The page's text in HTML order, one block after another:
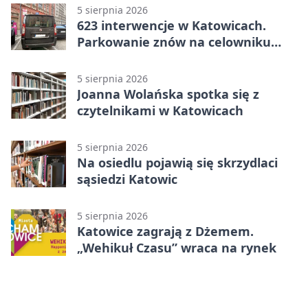
5 sierpnia 2026
623 interwencje w Katowicach.
Parkowanie znów na celowniku
5 sierpnia 2026
Joanna Wolańska spotka się z
czytelnikami w Katowicach
5 sierpnia 2026
Na osiedlu pojawią się skrzydlaci
sąsiedzi Katowic
5 sierpnia 2026
Katowice zagrają z Dżemem.
„Wehikuł Czasu” wraca na rynek